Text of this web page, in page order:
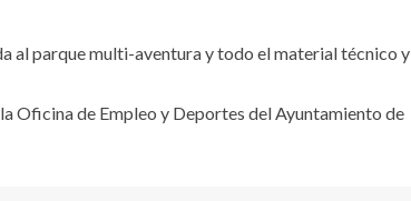
al parque multi-aventura y todo el material técnico y
Oficina de Empleo y Deportes del Ayuntamiento de